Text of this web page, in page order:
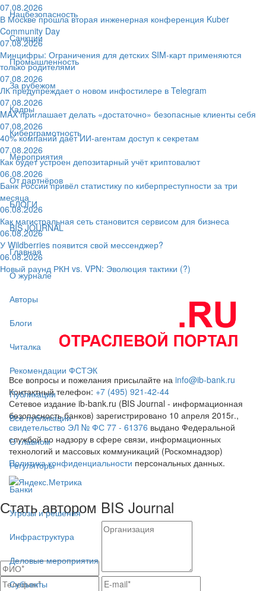
Нацбезопасность
Санкции
Промышленность
За рубежом
Кадры
Киберграмотность
Мероприятия
От партнёров
БЛОГИ
BIS JOURNAL
Главная
О журнале
Авторы
Блоги
Читалка
Рекомендации ФСТЭК
Публикации
Все публикации
О главном
Регуляторы
Банки
Угрозы и решения
Инфраструктура
Деловые мероприятия
Субъекты
07.08.2026
В Москве прошла вторая инженерная конференция Kuber
Community Day
07.08.2026
Минцифры: Ограничения для детских SIM-карт применяются
только родителями
07.08.2026
ЛК предупреждает о новом инфостилере в Telegram
07.08.2026
MAX приглашает делать «достаточно» безопасные клиенты себя
07.08.2026
40% компаний даёт ИИ‑агентам доступ к секретам
07.08.2026
Как будет устроен депозитарный учёт криптовалют
06.08.2026
Банк России привёл статистику по киберпреступности за три
месяца
06.08.2026
Как магистральная сеть становится сервисом для бизнеса
06.08.2026
У Wildberries появится свой мессенджер?
06.08.2026
Новый раунд РКН vs. VPN: Эволюция тактики (?)
Все вопросы и пожелания присылайте на info@ib-bank.ru
Контактный телефон: +7 (495) 921-42-44
Сетевое издание ib-bank.ru (BIS Journal - информационная
безопасность банков) зарегистрировано 10 апреля 2015г.,
свидетельство ЭЛ № ФС 77 - 61376 выдано Федеральной
службой по надзору в сфере связи, информационных
технологий и массовых коммуникаций (Роскомнадзор)
Политика конфиденциальности персональных данных.
Стать автором BIS Journal